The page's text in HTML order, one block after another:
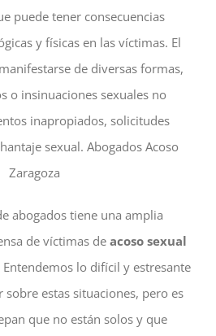
puede tener consecuencias
y físicas en las víctimas. El
de diversas formas,
o insinuaciones sexuales no
inapropiados, solicitudes
sexual. Abogados Acoso
Zaragoza
abogados tiene una amplia
de víctimas de acoso sexual
lo difícil y estresante
sobre estas situaciones, pero es
que no están solos y que